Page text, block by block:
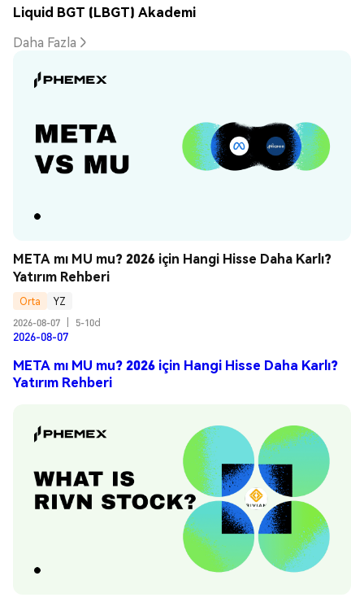
Liquid BGT (LBGT) Akademi
Daha Fazla
META mı MU mu? 2026 için Hangi Hisse Daha Karlı?
Yatırım Rehberi
Orta
YZ
2026-08-07
5-10d
2026-08-07
META mı MU mu? 2026 için Hangi Hisse Daha Karlı?
Yatırım Rehberi